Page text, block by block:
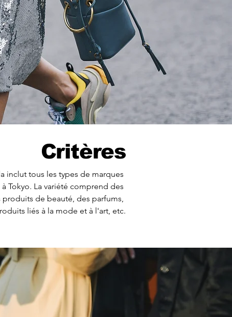
Critères
inclut tous les types de marques
Tokyo. La variété comprend des
de beauté, des parfums,
liés à la mode et à l'art, etc.